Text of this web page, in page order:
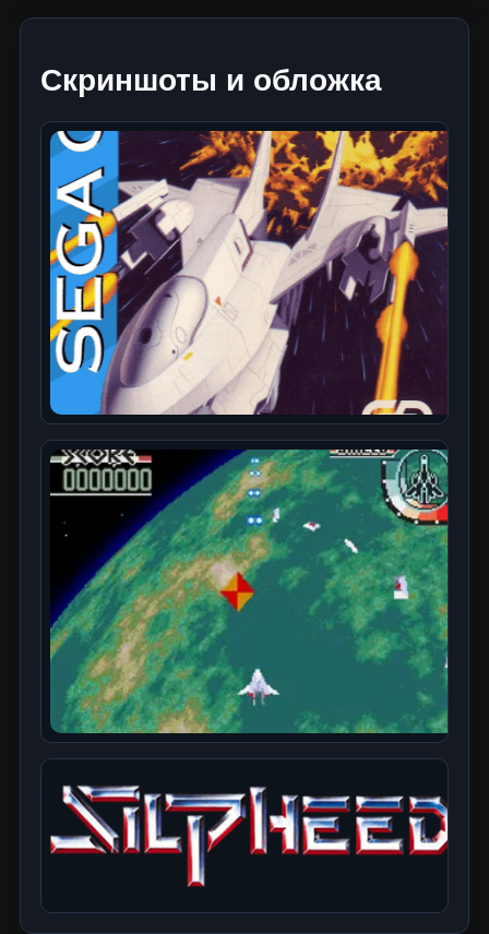
Скриншоты и обложка